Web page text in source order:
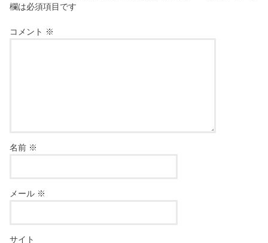
欄は必須項目です
コメント ※
名前 ※
メール ※
サイト